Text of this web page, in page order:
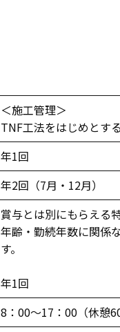
＜施工管理＞
TNF工法をはじめとす
年1回
年2回（7月・12月）
賞与とは別にもらえる
年齢・勤続年数に関係
す。
年1回
8：00～17：00（休憩60